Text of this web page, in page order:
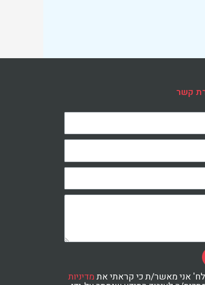
קשר
אני מאשר/ת כי קראתי אתמדיניות